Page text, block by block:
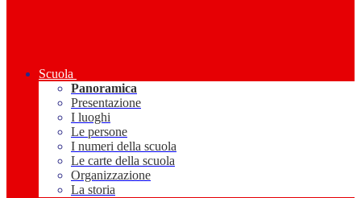
Scuola
Panoramica
Presentazione
I luoghi
Le persone
I numeri della scuola
Le carte della scuola
Organizzazione
La storia